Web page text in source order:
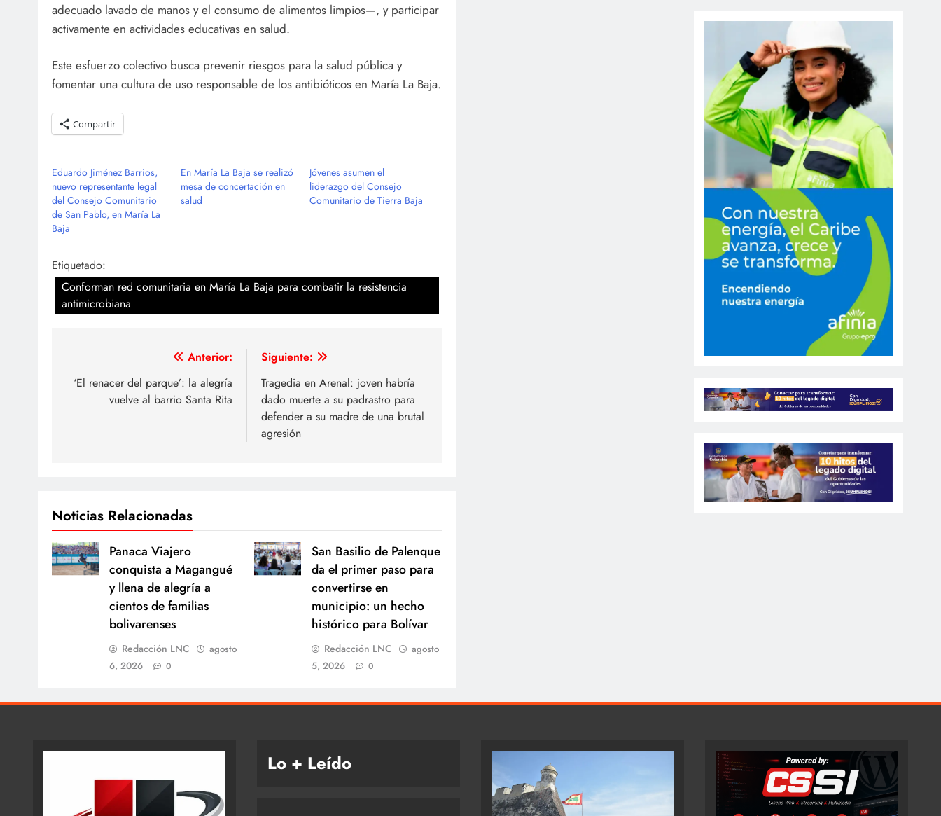
adecuado lavado de manos y el consumo de alimentos limpios—, y participar
activamente en actividades educativas en salud.
Este esfuerzo colectivo busca prevenir riesgos para la salud pública y
fomentar una cultura de uso responsable de los antibióticos en María La Baja.
Compartir
Eduardo Jiménez Barrios,
nuevo representante legal
del Consejo Comunitario
de San Pablo, en María La
Baja
En María La Baja se realizó
mesa de concertación en
salud
Jóvenes asumen el
liderazgo del Consejo
Comunitario de Tierra Baja
Etiquetado:
Conforman red comunitaria en María La Baja para combatir la resistencia
antimicrobiana
de
entradas
Anterior:
‘El renacer del parque’: la alegría
vuelve al barrio Santa Rita
Siguiente:
Tragedia en Arenal: joven habría
dado muerte a su padrastro para
defender a su madre de una brutal
agresión
Noticias Relacionadas
Panaca Viajero
conquista a Magangué
y llena de alegría a
cientos de familias
bolivarenses
Redacción LNC
agosto
6, 2026
0
San Basilio de Palenque
da el primer paso para
convertirse en
municipio: un hecho
histórico para Bolívar
Redacción LNC
agosto
5, 2026
0
Lo + Leído